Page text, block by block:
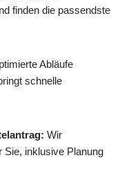
finden die passendste
Abläufe
schnelle
Wir
Sie, inklusive Planung